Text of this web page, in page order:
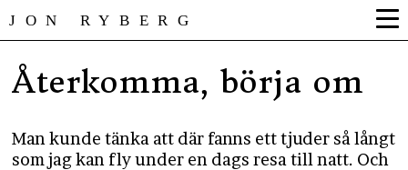
JON RYBERG
Återkomma, börja om
Man kunde tänka att där fanns ett tjuder så långt
som jag kan fly under en dags resa till natt. Och